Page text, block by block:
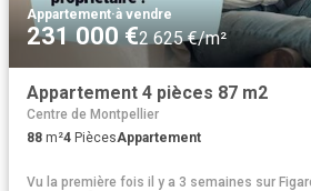
Appartement·à vendre
231 000 €2 625 €/m²
Appartement 4 pièces 87 m2
Centre de Montpellier
88 m²4 PiècesAppartement
Vu la première fois il y a 3 semaines sur